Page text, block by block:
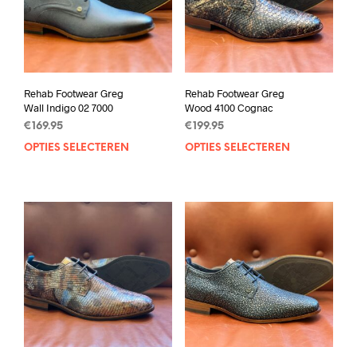
Rehab Footwear Greg
Wall Indigo 02 7000
€ 169.95
OPTIES SELECTEREN
Dit
meerdere
variaties.
Deze
optie
kan
gekozen
worden
de
Rehab Footwear Greg
Wood 4100 Cognac
€ 199.95
OPTIES SELECTEREN
Deze
kan
op